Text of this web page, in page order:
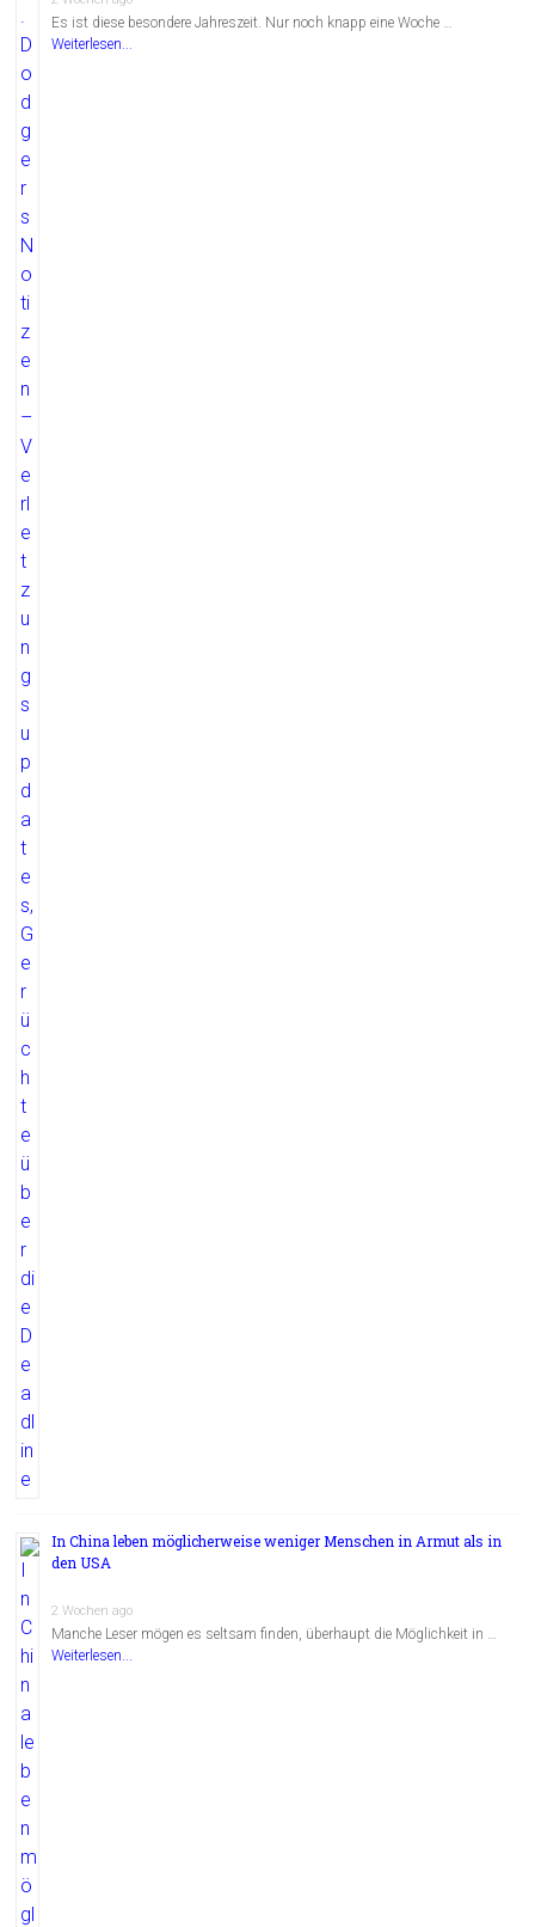
Es ist diese besondere Jahreszeit. Nur noch knapp eine Woche …
Weiterlesen...
In China leben möglicherweise weniger Menschen in Armut als in
den USA
2 Wochen ago
Manche Leser mögen es seltsam finden, überhaupt die Möglichkeit in …
Weiterlesen...